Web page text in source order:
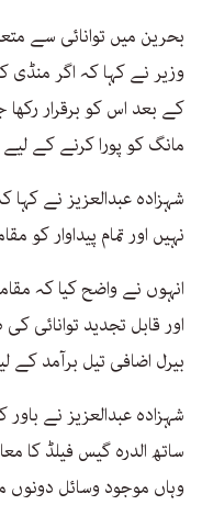
بحرین میں توانائی سے
وزیر نے کہا کہ اگر
کے بعد اس کو برقرار
مانگ کو پورا کرنے کے
شہزادہ عبدالعزیز نے کہا
نہیں اور تمام پیداوار کو
انہوں نے واضح کیا کہ
اور قابل تجدید توانائی
بیرل اضافی تیل برآمد کے
شہزادہ عبدالعزیز نے
ساتھ الدرہ گیس فیلڈ کا
وہاں موجود وسائل